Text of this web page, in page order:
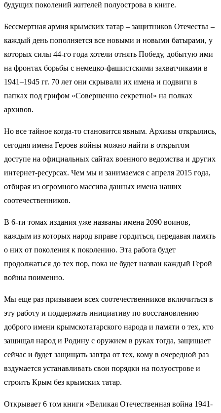
будущих поколений жителей полуострова в книге.
Бессмертная армия крымских татар – защитников Отечества –
каждый день пополняется все новыми и новыми батырами, у
которых силы 44-го года хотели отнять Победу, добытую ими
на фронтах борьбы с немецко-фашистскими захватчиками в
1941–1945 гг. 70 лет они скрывали их имена и подвиги в
папках под грифом «Совершенно секретно!» на полках
архивов.
Но все тайное когда-то становится явным. Архивы открылись,
сегодня имена Героев войны можно найти в открытом
доступе на официальных сайтах военного ведомства и других
интернет-ресурсах. Чем мы и занимаемся с апреля 2015 года,
отбирая из огромного массива данных имена наших
соотечественников.
В 6-ти томах издания уже названы имена 2090 воинов,
каждым из которых народ вправе гордиться, передавая память
о них от поколения к поколению. Эта работа будет
продолжаться до тех пор, пока не будет назван каждый Герой
войны поименно.
Мы еще раз призываем всех соотечественников включиться в
эту работу и поддержать инициативу по восстановлению
доброго имени крымскотатарского народа и памяти о тех, кто
защищал народ и Родину с оружием в руках тогда, защищает
сейчас и будет защищать завтра от тех, кому в очередной раз
вздумается устанавливать свои порядки на полуострове и
строить Крым без крымских татар.
Открывает 6 том книги «Великая Отечественная война 1941-